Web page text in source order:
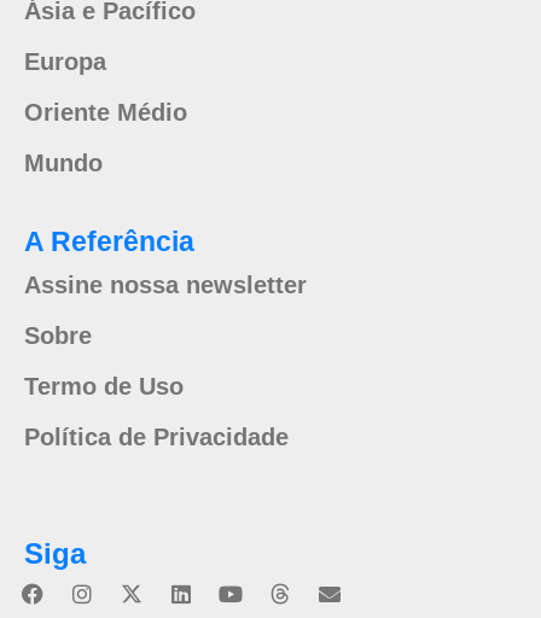
Ásia e Pacífico
Europa
Oriente Médio
Mundo
A Referência
Assine nossa newsletter
Sobre
Termo de Uso
Política de Privacidade
Siga